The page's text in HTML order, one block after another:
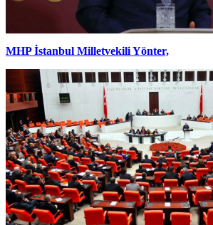
MHP İstanbul Milletvekili Yönter,